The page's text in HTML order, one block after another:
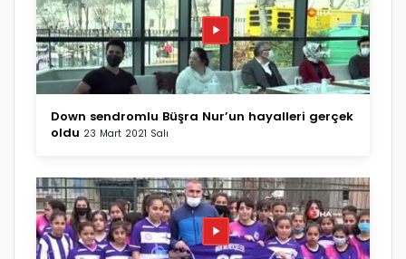
Down sendromlu Büşra Nur’un hayalleri gerçek
oldu 23 Mart 2021 Salı